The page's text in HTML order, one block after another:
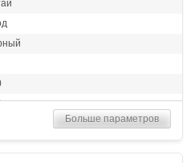
дюймов (35,6 см)Больше параметров